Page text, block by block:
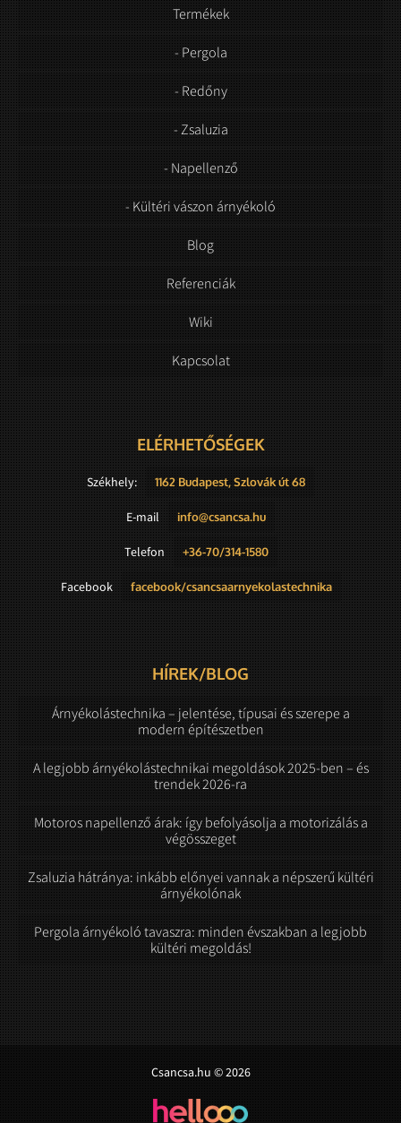
Termékek
- Pergola
- Redőny
- Zsaluzia
- Napellenző
- Kültéri vászon árnyékoló
Blog
Referenciák
Wiki
Kapcsolat
ELÉRHETŐSÉGEK
Székhely: 1162 Budapest, Szlovák út 68
E-mail info@csancsa.hu
Telefon +36-70/314-1580
Facebook facebook/csancsaarnyekolastechnika
HÍREK/BLOG
Árnyékolástechnika – jelentése, típusai és szerepe a
modern építészetben
A legjobb árnyékolástechnikai megoldások 2025-ben – és
trendek 2026-ra
Motoros napellenző árak: így befolyásolja a motorizálás a
végösszeget
Zsaluzia hátránya: inkább előnyei vannak a népszerű kültéri
árnyékolónak
Pergola árnyékoló tavaszra: minden évszakban a legjobb
kültéri megoldás!
Csancsa.hu © 2026